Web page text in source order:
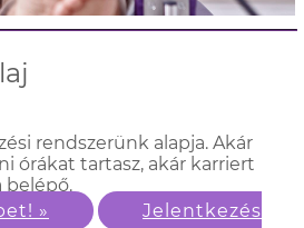
rendszerünk alapja. Akár
órákat tartasz, akár karriert
belépő.
»
Jelentkezés